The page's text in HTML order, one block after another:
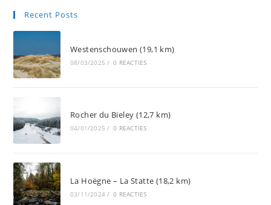
Recent Posts
Westenschouwen (19,1 km)
08/03/2025 / 0 REACTIES
Rocher du Bieley (12,7 km)
04/01/2025 / 0 REACTIES
La Hoëgne – La Statte (18,2 km)
03/11/2024 / 0 REACTIES